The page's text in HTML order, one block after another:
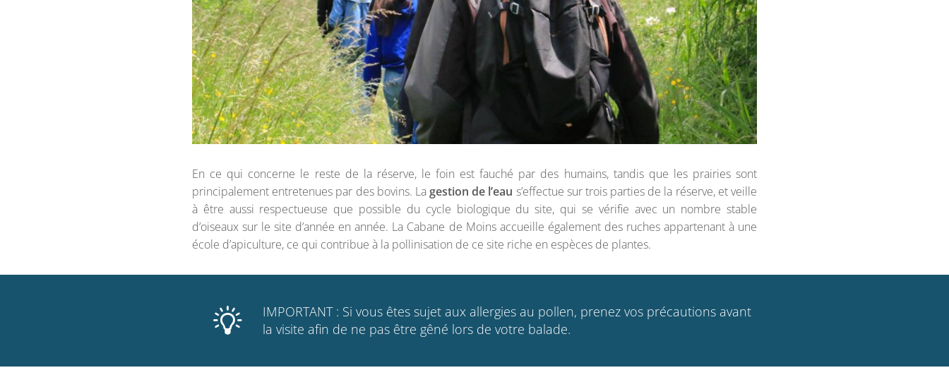
En ce qui concerne le reste de la réserve, le foin est fauché par des humains, tandis que les prairies sont
principalement entretenues par des bovins. La gestion de l’eau s’effectue sur trois parties de la réserve, et veille
à être aussi respectueuse que possible du cycle biologique du site, qui se vérifie avec un nombre stable
d’oiseaux sur le site d’année en année. La Cabane de Moins accueille également des ruches appartenant à une
école d’apiculture, ce qui contribue à la pollinisation de ce site riche en espèces de plantes.
IMPORTANT : Si vous êtes sujet aux allergies au pollen, prenez vos précautions avant
la visite afin de ne pas être gêné lors de votre balade.